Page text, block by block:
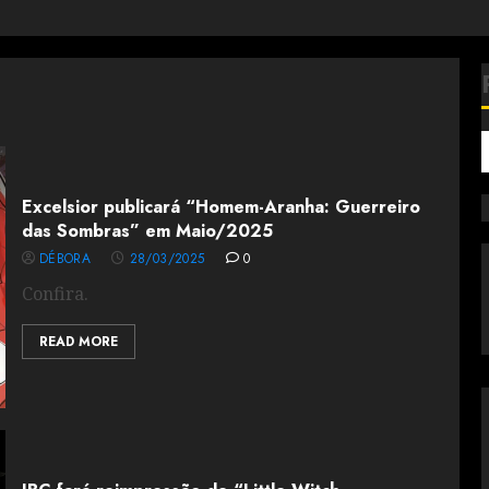
Excelsior publicará “Homem-Aranha: Guerreiro
das Sombras” em Maio/2025
DÉBORA 28/03/2025 0
Confira.
READ MORE